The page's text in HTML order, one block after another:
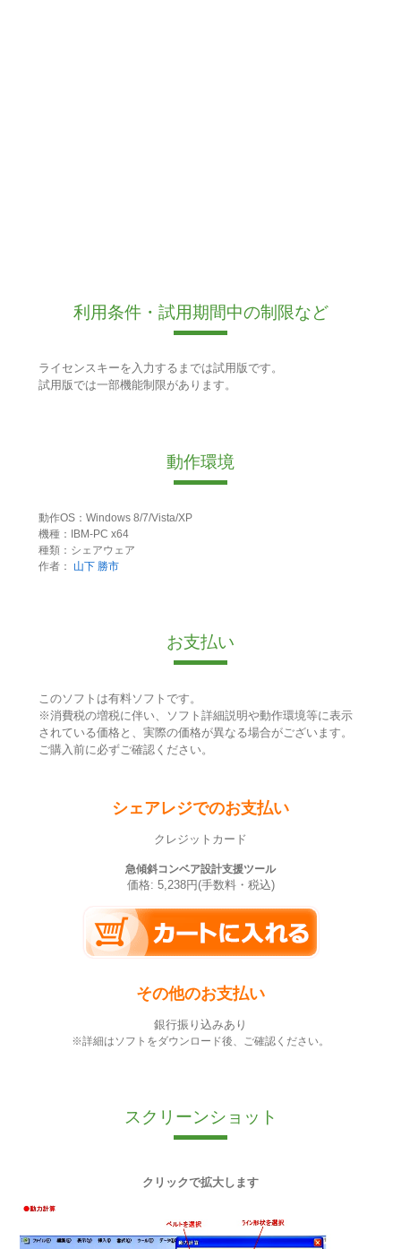
利用条件・試用期間中の制限など
ライセンスキーを入力するまでは試用版です。
試用版では一部機能制限があります。
動作環境
動作OS：Windows 8/7/Vista/XP
機種：IBM-PC x64
種類：シェアウェア
作者：
山下 勝市
お支払い
このソフトは有料ソフトです。
※消費税の増税に伴い、ソフト詳細説明や動作環境等に表示
されている価格と、実際の価格が異なる場合がございます。
ご購入前に必ずご確認ください。
シェアレジでのお支払い
クレジットカード
急傾斜コンベア設計支援ツール
価格: 5,238円(手数料・税込)
その他のお支払い
銀行振り込みあり
※詳細はソフトをダウンロード後、ご確認ください。
スクリーンショット
クリックで拡大します